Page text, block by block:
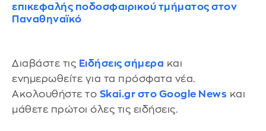
επικεφαλής ποδοσφαιρικού τμήματος στον
Παναθηναϊκό
Διαβάστε τις Ειδήσεις σήμερα και
ενημερωθείτε για τα πρόσφατα νέα.
Ακολουθήστε το Skai.gr στο Google News και
μάθετε πρώτοι όλες τις ειδήσεις.